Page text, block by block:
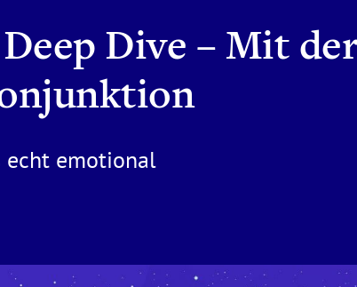
Dive – Mit
echt emotional